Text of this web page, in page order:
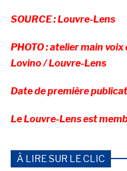
SOURCE : Louvre-Lens
PHOTO : atelier main
Lovino / Louvre-Lens
Date de première
Le Louvre-Lens est
À LIRE SUR LE CLIC